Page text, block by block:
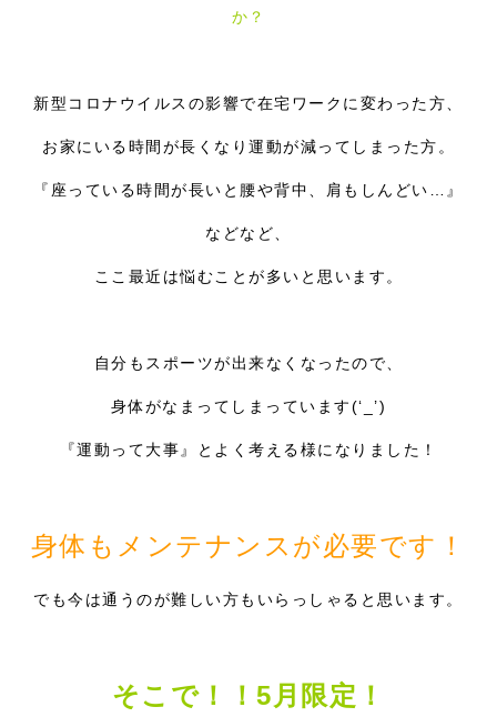
か？
新型コロナウイルスの影響で在宅ワークに変わった方、
お家にいる時間が長くなり運動が減ってしまった方。
『座っている時間が長いと腰や背中、肩もしんどい…』
などなど、
ここ最近は悩むことが多いと思います。
自分もスポーツが出来なくなったので、
身体がなまってしまっています(‘_’)
『運動って大事』とよく考える様になりました！
身体もメンテナンスが必要です！
でも今は通うのが難しい方もいらっしゃると思います。
そこで！！5月限定！